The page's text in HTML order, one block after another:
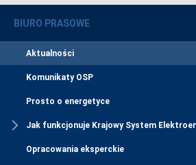
BIURO PRASOWE
Aktualności
Komunikaty OSP
Prosto o energetyce
Jak funkcjonuje Krajowy System
Opracowania eksperckie